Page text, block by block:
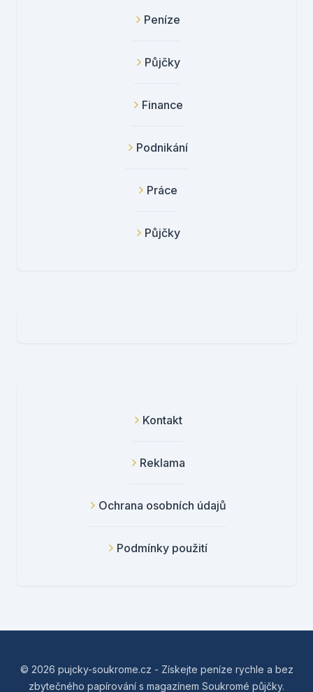
Peníze
Půjčky
Finance
Podnikání
Práce
Půjčky
Kontakt
Reklama
Ochrana osobních údajů
Podmínky použití
© 2026 pujcky-soukrome.cz - Získejte peníze rychle a bez
zbytečného papírování s magazínem Soukromé půjčky.